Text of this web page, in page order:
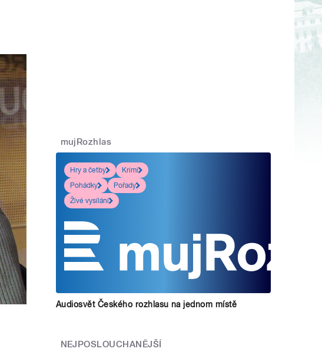
mujRozhlas
Hry a četby
Krimi
Pohádky
Pořady
Živé vysílání
Audiosvět Českého rozhlasu na jednom místě
NEJPOSLOUCHANĚJŠÍ